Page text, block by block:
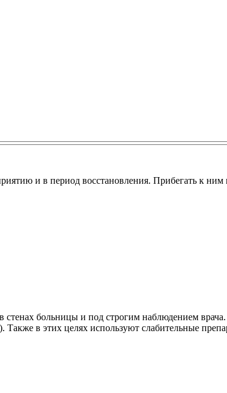
и в период восстановления. Прибегать к ним
больницы и под строгим наблюдением
в этих целях используют слабительные